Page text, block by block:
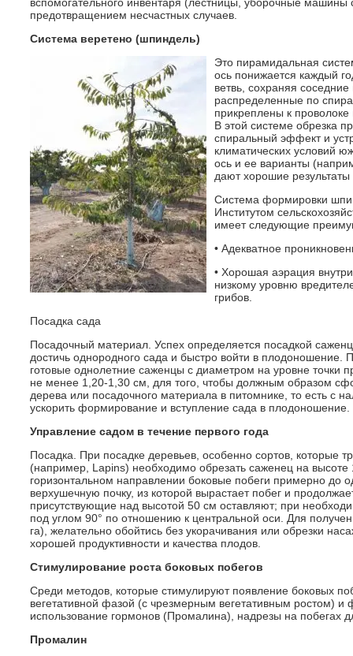
предотвращением несчастных случаев.
Система веретено (шпиндель)
Это пирамидальная
ось понижается каждый
ветвь, сохраняя
распределенные по
прикреплены к
В этой системе обрезка
спиральный эффект и
климатических условий
ось и ее варианты
дают хорошие
Система формировки
Институтом
имеет следующие
• Адекватное
• Хорошая аэрация
низкому уровню
грибов.
Посадка сада
Посадочный материал. Успех определяется посадкой
достичь однородного сада и быстро войти в плодоношение.
готовые однолетние саженцы с диаметром на уровне точки
не менее 1,20-1,30 см, для того, чтобы должным образом
дерева или посадочного материала в питомнике, то есть с
ускорить формирование и вступление сада в плодоношение.
Управление садом в течение первого года
Посадка. При посадке деревьев, особенно сортов, которые
(например, Lapins) необходимо обрезать саженец на высоте
горизонтальном направлении боковые побеги примерно до
верхушечную почку, из которой вырастает побег и
присутствующие над высотой 50 см оставляют; при
под углом 90° по отношению к центральной оси. Для
га), желательно обойтись без укорачивания или обрезки
хорошей продуктивности и качества плодов.
Стимулирование роста боковых побегов
Среди методов, которые стимулируют появление боковых
вегетативной фазой (с чрезмерным вегетативным ростом)
использование гормонов (Промалина), надрезы на побегах
Промалин